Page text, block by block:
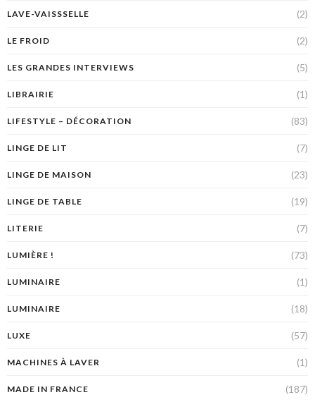
LAVE-VAISSSELLE (2)
LE FROID (2)
LES GRANDES INTERVIEWS (5)
LIBRAIRIE (1)
LIFESTYLE – DÉCORATION (83)
LINGE DE LIT (7)
LINGE DE MAISON (23)
LINGE DE TABLE (19)
LITERIE (7)
LUMIÈRE ! (73)
LUMINAIRE (1)
LUMINAIRE (18)
LUXE (57)
MACHINES À LAVER (1)
MADE IN FRANCE (187)